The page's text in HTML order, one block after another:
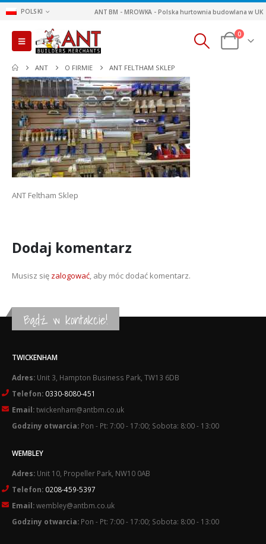
POLSKI ANT BM - MROWKA - Polska hurtownia budowlana w UK
0
ANT O FIRMIE ANT FELTHAM SKLEP
ANT Feltham Sklep
Dodaj komentarz
Musisz się zalogować, aby móc dodać komentarz.
Bądź w kontakcie!
TWICKENHAM
Adres: Unit 3, Hampton Business Park, TW13 6DB
Telefon: 0330-8080-451
Email:twickenham@antbm.co.uk
Godziny otwarcia: Pon - Pt: 7:00 - 17:00; Sobota: 8:00 - 13:00
WEMBLEY
Adres: Unit 10, Propeller Park, NW10 0AB
Telefon: 0208-459-5397
Email:wembley@antbm.co.uk
Godziny otwarcia: Pon - Pt: 7:00 - 17:00; Sobota: 8:00 - 13:00